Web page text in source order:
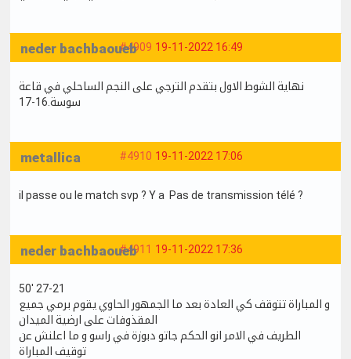
#4909 19-11-2022 16:49
neder bachbaoueb
نهاية الشوط الاول بتقدم الترجي على النجم الساحلي في قاعة
سوسة.16-17
#4910 19-11-2022 17:06
metallica
il passe ou le match svp ? Y a Pas de transmission télé ?
#4911 19-11-2022 17:36
neder bachbaoueb
50' 27-21
و المباراة تتوقف كي العادة بعد ما الجمهور الحاوي يقوم برمي جميع
المقذوفات على ارضية الميدان
الطريف في الامر انو الحكم جاتو دبوزة في راسو و ما اعلنش عن
توقيف المباراة